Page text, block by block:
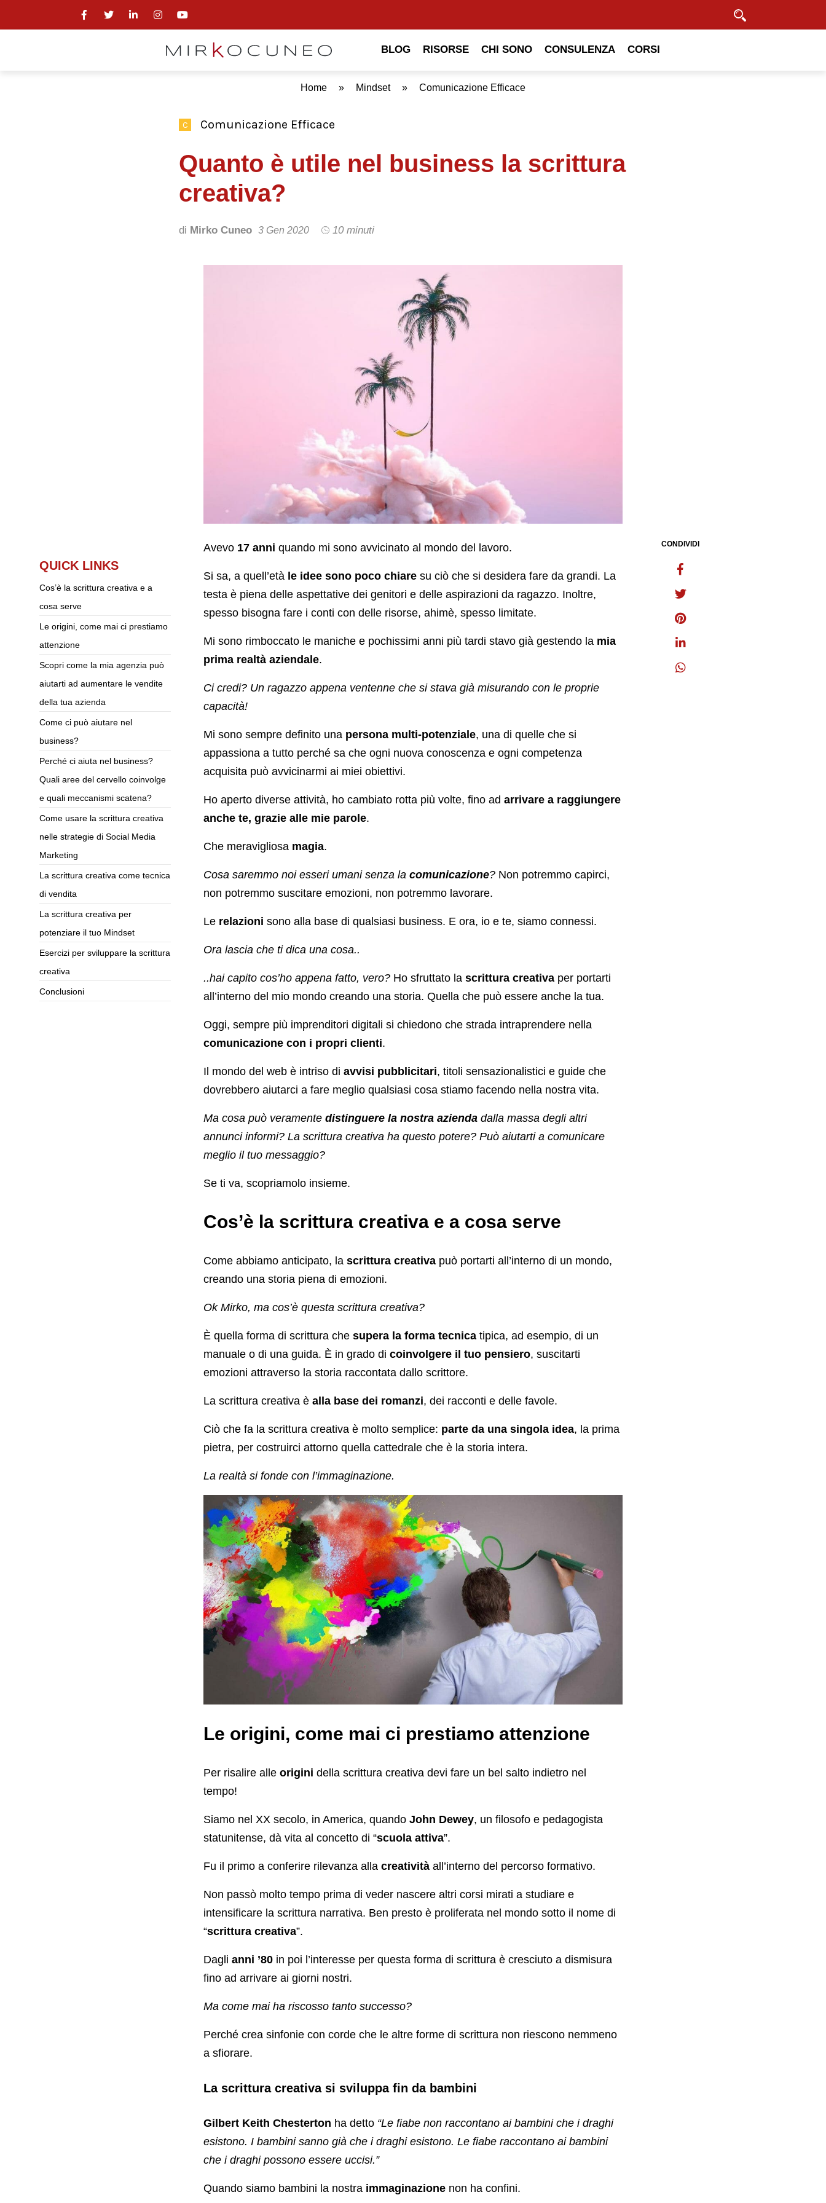
BLOG RISORSE CHI SONO CONSULENZA CORSI
Home » Mindset » Comunicazione Efficace
C Comunicazione Efficace
Quanto è utile nel business la scrittura
creativa?
di Mirko Cuneo 3 Gen 2020 10 minuti
QUICK LINKS
Cos’è la scrittura creativa e a
cosa serve
Le origini, come mai ci prestiamo
attenzione
Scopri come la mia agenzia può
aiutarti ad aumentare le vendite
della tua azienda
Come ci può aiutare nel
business?
Perché ci aiuta nel business?
Quali aree del cervello coinvolge
e quali meccanismi scatena?
Come usare la scrittura creativa
nelle strategie di Social Media
Marketing
La scrittura creativa come tecnica
di vendita
La scrittura creativa per
potenziare il tuo Mindset
Esercizi per sviluppare la scrittura
creativa
Conclusioni
Avevo 17 anni quando mi sono avvicinato al mondo del lavoro.
Si sa, a quell’età le idee sono poco chiaresu ciò che si desidera fare da grandi. La
testa è piena delle aspettative dei genitori e delle aspirazioni da ragazzo. Inoltre,
spesso bisogna fare i conti con delle risorse, ahimè, spesso limitate.
Mi sono rimboccato le maniche e pochissimi anni più tardi stavo già gestendo la mia
prima realtà aziendale.
Ci credi? Un ragazzo appena ventenne che si stava già misurando con le proprie
capacità!
Mi sono sempre definito una persona multi-potenziale, una di quelle che si
appassiona a tutto perché sa che ogni nuova conoscenza e ogni competenza
acquisita può avvicinarmi ai miei obiettivi.
Ho aperto diverse attività, ho cambiato rotta più volte, fino ad arrivare a raggiungere
anche te, grazie alle mie parole.
Che meravigliosa magia.
Cosa saremmo noi esseri umani senza la comunicazione? Non potremmo capirci,
non potremmo suscitare emozioni, non potremmo lavorare.
Le relazioni sono alla base di qualsiasi business. E ora, io e te, siamo connessi.
Ora lascia che ti dica una cosa..
..hai capito cos’ho appena fatto, vero?Ho sfruttato la scrittura creativaper portarti
all’interno del mio mondo creando una storia. Quella che può essere anche la tua.
Oggi, sempre più imprenditori digitali si chiedono che strada intraprendere nella
comunicazione con i propri clienti.
Il mondo del web è intriso di avvisi pubblicitari, titoli sensazionalistici e guide che
dovrebbero aiutarci a fare meglio qualsiasi cosa stiamo facendo nella nostra vita.
Ma cosa può veramente distinguere la nostra aziendadalla massa degli altri
annunci informi? La scrittura creativa ha questo potere? Può aiutarti a comunicare
meglio il tuo messaggio?
Se ti va, scopriamolo insieme.
Cos’è la scrittura creativa e a cosa serve
Come abbiamo anticipato, la scrittura creativapuò portarti all’interno di un mondo,
creando una storia piena di emozioni.
Ok Mirko, ma cos’è questa scrittura creativa?
È quella forma di scrittura che supera la forma tecnicatipica, ad esempio, di un
manuale o di una guida. È in grado di coinvolgere il tuo pensiero, suscitarti
emozioni attraverso la storia raccontata dallo scrittore.
La scrittura creativa è alla base dei romanzi, dei racconti e delle favole.
Ciò che fa la scrittura creativa è molto semplice: parte da una singola idea, la prima
pietra, per costruirci attorno quella cattedrale che è la storia intera.
La realtà si fonde con l’immaginazione.
Le origini, come mai ci prestiamo attenzione
Per risalire alle origini della scrittura creativa devi fare un bel salto indietro nel
tempo!
Siamo nel XX secolo, in America, quando John Dewey, un filosofo e pedagogista
statunitense, dà vita al concetto di “scuola attiva”.
Fu il primo a conferire rilevanza alla creativitàall’interno del percorso formativo.
Non passò molto tempo prima di veder nascere altri corsi mirati a studiare e
intensificare la scrittura narrativa. Ben presto è proliferata nel mondo sotto il nome di
“scrittura creativa”.
Dagli anni ’80in poi l’interesse per questa forma di scrittura è cresciuto a dismisura
fino ad arrivare ai giorni nostri.
Ma come mai ha riscosso tanto successo?
Perché crea sinfonie con corde che le altre forme di scrittura non riescono nemmeno
a sfiorare.
La scrittura creativa si sviluppa fin da bambini
Gilbert Keith Chesterton ha detto “Le fiabe non raccontano ai bambini che i draghi
esistono. I bambini sanno già che i draghi esistono. Le fiabe raccontano ai bambini
che i draghi possono essere uccisi.”
Quando siamo bambini la nostra immaginazionenon ha confini.
CONDIVIDI